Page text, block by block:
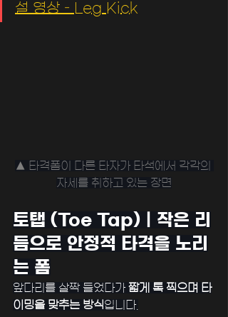
설 영상 – Leg Kick
▲ 타격폼이 다른 타자가 타석에서 각각의
자세를 취하고 있는 장면
토탭 (Toe Tap)｜작은 리
듬으로 안정적 타격을 노리
는 폼
앞다리를 살짝 들었다가 짧게 톡 찍으며 타
이밍을 맞추는 방식입니다.